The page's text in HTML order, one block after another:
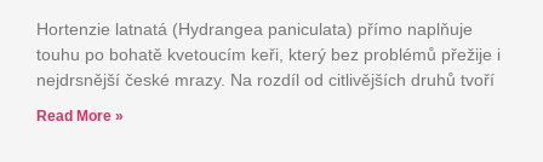
Hortenzie latnatá (Hydrangea paniculata) přímo naplňuje
touhu po bohatě kvetoucím keři, který bez problémů přežije i
nejdrsnější české mrazy. Na rozdíl od citlivějších druhů tvoří
Read More »